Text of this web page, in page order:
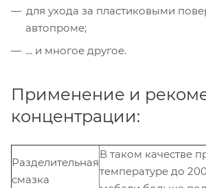
для ухода за пластиковыми
автопроме;
... и многое другое.
Применение и
концентрации:
Разделительная
смазка
В таком качестве
температуре до